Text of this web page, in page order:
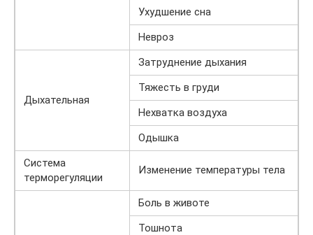
Ухудшение сна
Невроз
Дыхательная
Затруднение дыхания
Тяжесть в груди
Нехватка воздуха
Одышка
Система
терморегуляции
Изменение температуры тела
Боль в животе
Тошнота